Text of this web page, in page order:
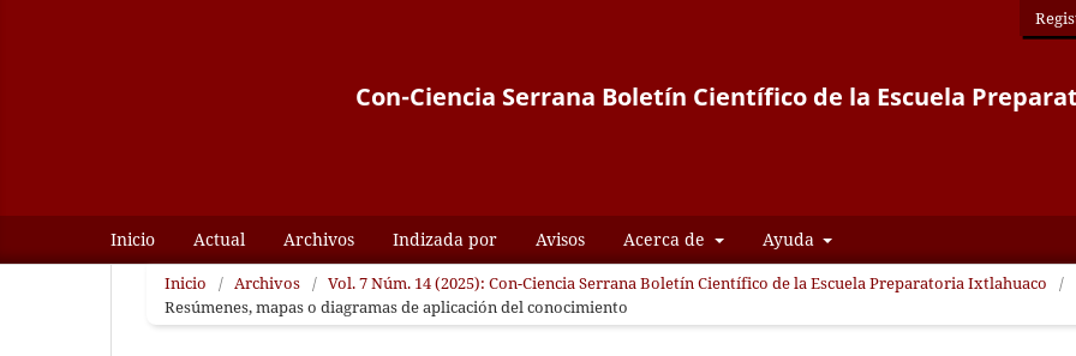
Con-Ciencia Serrana Boletín Científico de la Escuela
Inicio Actual Archivos Indizada por Avisos Acerca de Ayuda
Inicio / Archivos / Vol. 7 Núm. 14 (2025): Con-Ciencia Serrana Boletín Científico de la Escuela Preparatoria Ixtlahuaco
/
Resúmenes, mapas o diagramas de aplicación del conocimiento